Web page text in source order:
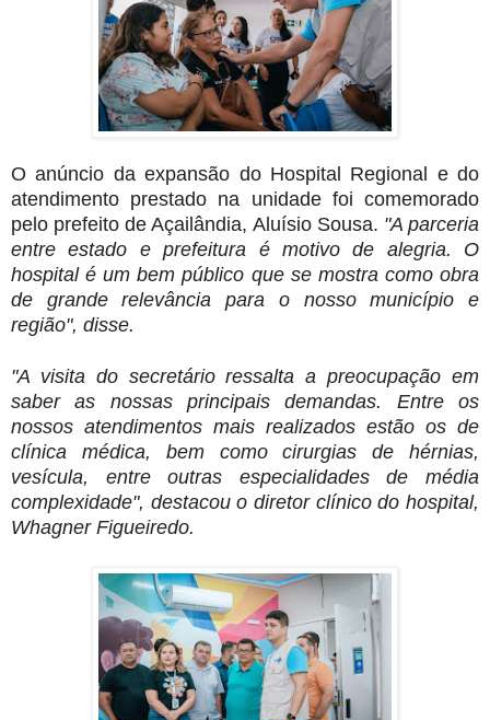
O anúncio da expansão do Hospital Regional e do
atendimento prestado na unidade foi comemorado
pelo prefeito de Açailândia, Aluísio Sousa. "A parceria
entre estado e prefeitura é motivo de alegria. O
hospital é um bem público que se mostra como obra
de grande relevância para o nosso município e
região", disse.
"A visita do secretário ressalta a preocupação em
saber as nossas principais demandas. Entre os
nossos atendimentos mais realizados estão os de
clínica médica, bem como cirurgias de hérnias,
vesícula, entre outras especialidades de média
complexidade", destacou o diretor clínico do hospital,
Whagner Figueiredo.